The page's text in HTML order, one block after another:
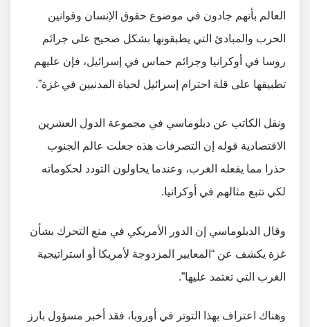
العالم بأنهم جادون في موضوع حقوق الإنسان وقوانين
الحرب والمبادئ التي يطبقونها بشكل صحيح على جرائم
روسا في أوكرانيا وجرائم حماس في إسرائيل، فإن عليهم
تطبيقها على قلة احترام إسرائيل لحياة المدنيين في غزة”.
ونقل الكاتب عن دبلوماسي في مجموعة الدول العشرين
الاقتصادية قوله إن التصرفات هذه جعلت عالم الجنوب
حذرا مما يفعله الغرب، وعندما يحاولون التودد لحكوماته
لكي تتبع مثالهم في أوكرانيا.
وقال الدبلوماسي إن الدور الأمريكي في منع التحرك بشأن
غزة يكشف عن “المعايير المزدوجة لأمريكا أو استراتيجية
الغرب التي تعتمد عليها”.
وهناك اعتراف بهذا التوتر في أوروبا، فقد أخبر مسؤول بارز